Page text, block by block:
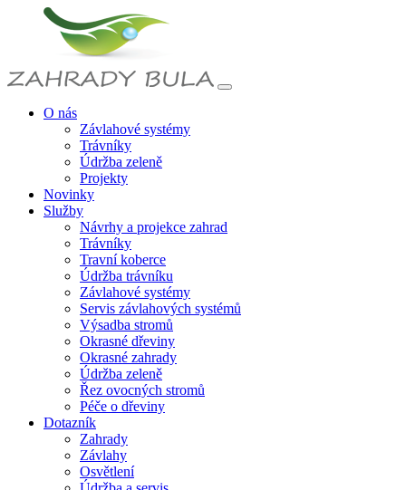
O nás
Závlahové systémy
Trávníky
Údržba zeleně
Projekty
Novinky
Služby
Návrhy a projekce zahrad
Trávníky
Travní koberce
Údržba trávníku
Závlahové systémy
Servis závlahových systémů
Výsadba stromů
Okrasné dřeviny
Okrasné zahrady
Údržba zeleně
Řez ovocných stromů
Péče o dřeviny
Dotazník
Zahrady
Závlahy
Osvětlení